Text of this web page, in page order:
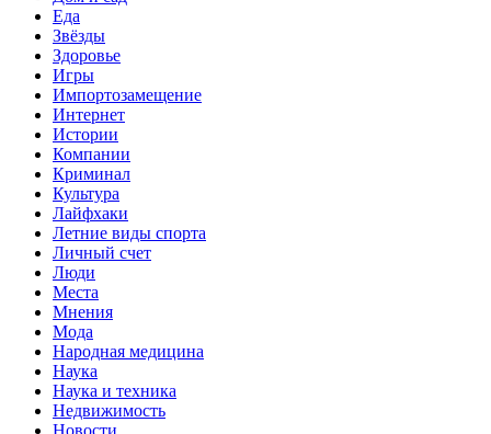
Еда
Звёзды
Здоровье
Игры
Импортозамещение
Интернет
Истории
Компании
Криминал
Культура
Лайфхаки
Летние виды спорта
Личный счет
Люди
Места
Мнения
Мода
Народная медицина
Наука
Наука и техника
Недвижимость
Новости